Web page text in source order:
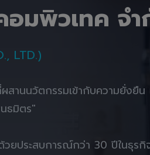
อมพิวเทค จ
LTD.)
สานนวัตกรรมเข้ากับความยั่งยืน
ธมิตร"
ยประสบการณ์กว่า 30 ปีในธุรกิ